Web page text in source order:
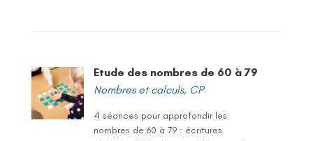
Etude des nombres de 60 à 79
Nombres et calculs, CP
4 séances pour approfondir les
nombres de 60 à 79 : écritures